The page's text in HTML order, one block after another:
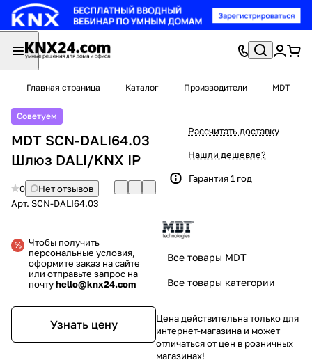
Главная страница Каталог Производители MDT
Советуем
MDT SCN-DALI64.03
Шлюз DALI/KNX IP
0
Нет отзывов
Арт. SCN-DALI64.03
Чтобы получить
персональные условия,
оформите заказ на сайте
или отправьте запрос на
почтуhello@knx24.com
Узнать цену
Рассчитать доставку
Нашли дешевле?
Гарантия 1 год
Все товары MDT
Все товары категории
Цена действительна только для
интернет-магазина и может
отличаться от цен в розничных
магазинах!